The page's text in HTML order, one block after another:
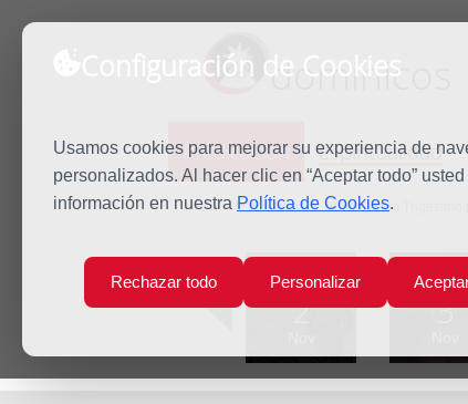
Configuración de Cookies
Usamos cookies para mejorar su experiencia de
personalizados. Al hacer clic en “Aceptar todo”
información en nuestra Política de Cookies.
Rechazar todo Personalizar
dominicos
Predicación Espiritualidad
Inicio Predicación Jueves de la Trigésimo
Lun
2
Mar
3